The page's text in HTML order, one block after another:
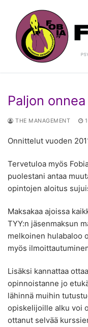
sisältöön
Paljon
THE MANAGEMENT
Onnittelut vuoden
Tervetuloa myös
puolestani antaa
opintojen aloitus
Maksakaa ajoissa
TYY:n jäsenmaksun
melkoinen hulabaloo
myös
Lisäksi kannattaa
opinnoistanne jo
lähinnä muihin
opiskelijoille alku voi
ottanut selvää